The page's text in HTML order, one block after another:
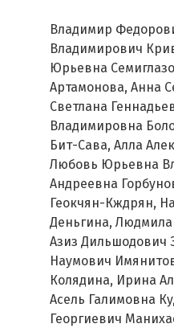
Владимир
Владимирович
Юрьевна
Артамонова, Анна
Светлана
Владимировна
Бит-Сава, Алла
Любовь Юрьевна
Андреевна
Геокчян-Кждрян,
Деньгина,
Азиз Дильшодович
Наумович
Колядина, Ирина
Асель Галимовна
Георгиевич